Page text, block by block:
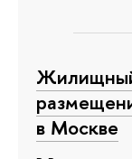
в Москве